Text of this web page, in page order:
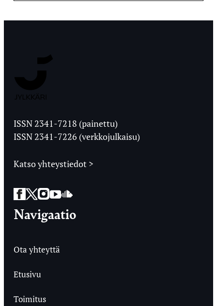
Ylioppilaslehti
ISSN 2341-7218 (painettu)
ISSN 2341-7226 (verkkojulkaisu)
Katso yhteystiedot >
Facebook
Twitter
Instagram
YouTube
SoundCloud
Navigaatio
Ota yhteyttä
Etusivu
Toimitus